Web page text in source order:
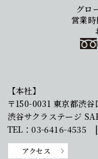
グロ
営業
【本社】
〒150-0031 東京都渋谷
渋谷サクラステージ
TEL：03-6416-4535
アクセス